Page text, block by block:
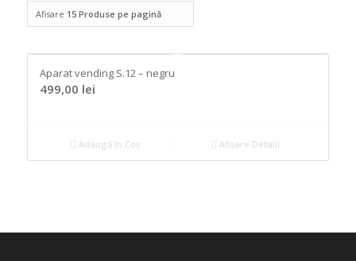
Afisare 15 Produse pe pagină
Aparat vending S.12 – negru
499,00 lei
Adaugă în Coș Afișare Detalii